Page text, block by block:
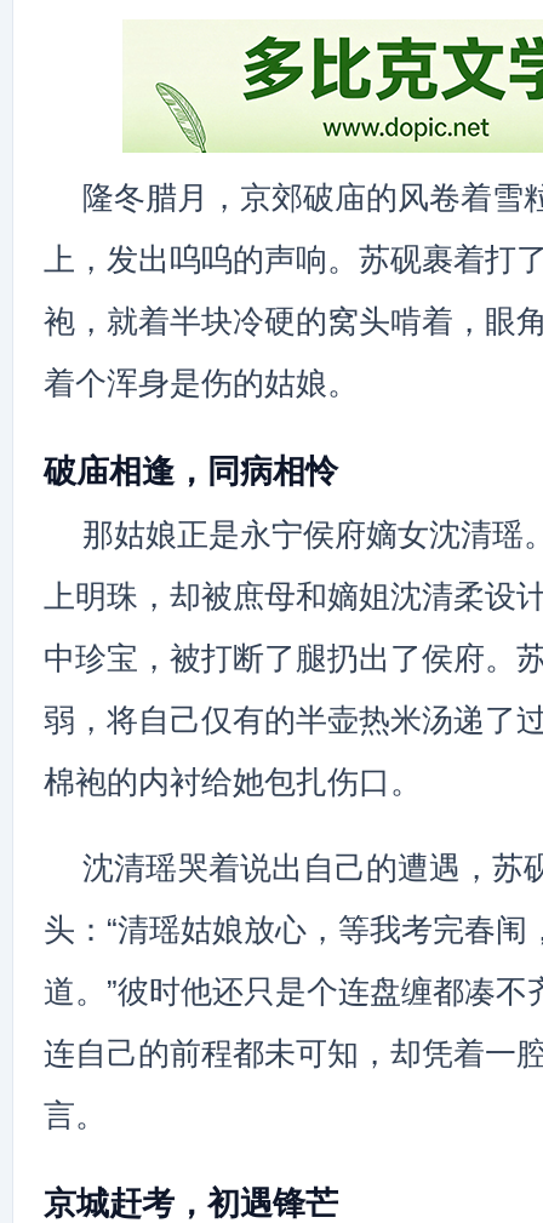
隆冬腊月，京郊破庙的风卷着雪
上，发出呜呜的声响。苏砚裹着打
袍，就着半块冷硬的窝头啃着，眼
着个浑身是伤的姑娘。
破庙相逢，同病相怜
那姑娘正是永宁侯府嫡女沈清瑶
上明珠，却被庶母和嫡姐沈清柔设
中珍宝，被打断了腿扔出了侯府。
弱，将自己仅有的半壶热米汤递了
棉袍的内衬给她包扎伤口。
沈清瑶哭着说出自己的遭遇，苏
头：“清瑶姑娘放心，等我考完春闱
道。”彼时他还只是个连盘缠都凑不
连自己的前程都未可知，却凭着一
言。
京城赶考，初遇锋芒